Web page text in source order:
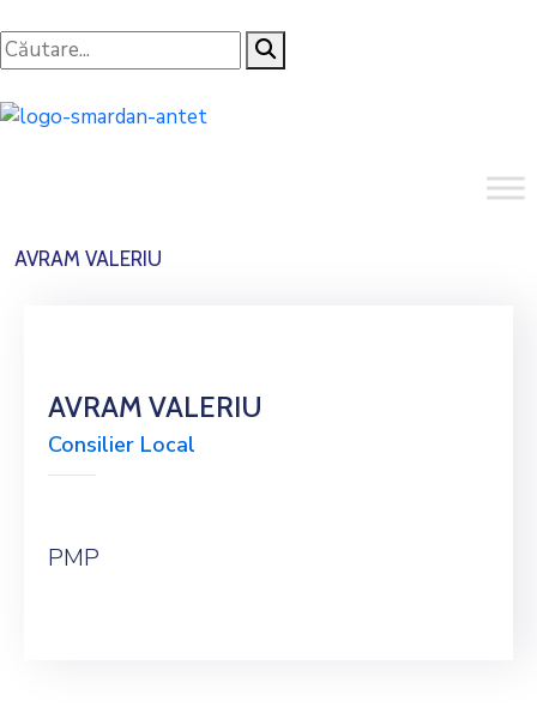
AVRAM VALERIU
AVRAM VALERIU
Consilier Local
PMP